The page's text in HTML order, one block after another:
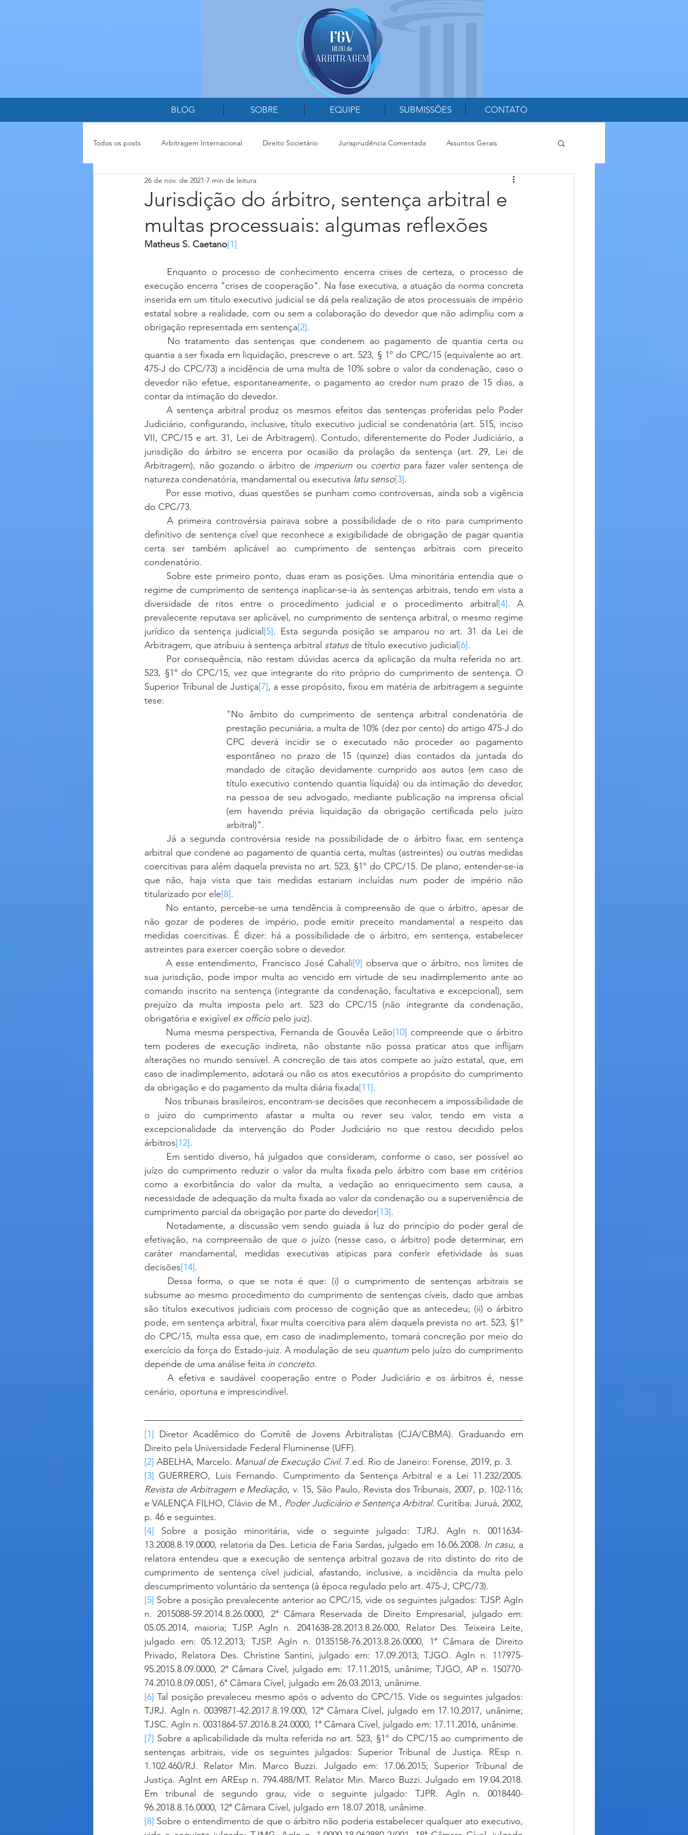
BLOG SOBRE EQUIPE SUBMISSÕES CONTATO
Todos os posts Arbitragem Internacional Direito Societário Jurisprudência Comentada Assuntos Gerais
Cláusulas Contratuais Relação com o Poder Judiciário
Jurisdição do árbitro, sentença arbitral e
multas processuais: algumas reflexões
26 de nov. de 2021 7 min de leitura
Matheus S. Caetano[1]
execução encerra "crises de cooperação". Na fase executiva, a atuação da norma concreta
inserida em um título executivo judicial se dá pela realização de atos processuais de império
estatal sobre a realidade, com ou sem a colaboração do devedor que não adimpliu com a
obrigação representada em sentença[2].
quantia a ser fixada em liquidação, prescreve o art. 523, § 1º do CPC/15 (equivalente ao art.
475-J do CPC/73) a incidência de uma multa de 10% sobre o valor da condenação, caso o
devedor não efetue, espontaneamente, o pagamento ao credor num prazo de 15 dias, a
contar da intimação do devedor.
Judiciário, configurando, inclusive, título executivo judicial se condenatória (art. 515, inciso
VII, CPC/15 e art. 31, Lei de Arbitragem). Contudo, diferentemente do Poder Judiciário, a
jurisdição do árbitro se encerra por ocasião da prolação da sentença (art. 29, Lei de
Arbitragem), não gozando o árbitro de imperium ou coertio para fazer valer sentença de
natureza condenatória, mandamental ou executiva latu senso[3].
do CPC/73.
	A primeira controvérsia pairava sobre a possibilidade de o rito para cumprimento
definitivo de sentença cível que reconhece a exigibilidade de obrigação de pagar quantia
certa ser também aplicável ao cumprimento de sentenças arbitrais com preceito
condenatório.
regime de cumprimento de sentença inaplicar-se-ia às sentenças arbitrais, tendo em vista a
diversidade de ritos entre o procedimento judicial e o procedimento arbitral [4]. A
prevalecente reputava ser aplicável, no cumprimento de sentença arbitral, o mesmo regime
jurídico da sentença judicial [5]. Esta segunda posição se amparou no art. 31 da Lei de
Arbitragem, que atribuiu à sentença arbitral status de título executivo judicial [6].
523, §1° do CPC/15, vez que integrante do rito próprio do cumprimento de sentença. O
Superior Tribunal de Justiça[7], a esse propósito, fixou em matéria de arbitragem a seguinte
tese:
"No âmbito do cumprimento de sentença arbitral condenatória de
prestação pecuniária, a multa de 10% (dez por cento) do artigo 475-J do
CPC deverá incidir se o executado não proceder ao pagamento
espontâneo no prazo de 15 (quinze) dias contados da juntada do
mandado de citação devidamente cumprido aos autos (em caso de
título executivo contendo quantia líquida) ou da intimação do devedor,
na pessoa de seu advogado, mediante publicação na imprensa oficial
(em havendo prévia liquidação da obrigação certificada pelo juízo
arbitral)".
	Já a segunda controvérsia reside na possibilidade de o árbitro fixar, em sentença
arbitral que condene ao pagamento de quantia certa, multas (astreintes) ou outras medidas
coercitivas para além daquela prevista no art. 523, §1° do CPC/15. De plano, entender-se-ia
que não, haja vista que tais medidas estariam incluídas num poder de império não
titularizado por ele[8].
não gozar de poderes de império, pode emitir preceito mandamental a respeito das
medidas coercitivas. É dizer: há a possibilidade de o árbitro, em sentença, estabelecer
astreintes para exercer coerção sobre o devedor.
	A esse entendimento, Francisco José Cahali
[9] observa que o árbitro, nos limites de
sua jurisdição, pode impor multa ao vencido em virtude de seu inadimplemento ante ao
comando inscrito na sentença (integrante da condenação, facultativa e excepcional), sem
prejuízo da multa imposta pelo art. 523 do CPC/15 (não integrante da condenação,
obrigatória e exigível ex officio pelo juiz).
	Numa mesma perspectiva, Fernanda de Gouvêa Leão
[10] compreende que o árbitro
tem poderes de execução indireta, não obstante não possa praticar atos que inflijam
alterações no mundo sensível. A concreção de tais atos compete ao juízo estatal, que, em
caso de inadimplemento, adotará ou não os atos executórios a propósito do cumprimento
da obrigação e do pagamento da multa diária fixada[11].
o juízo do cumprimento afastar a multa ou rever seu valor, tendo em vista a
excepcionalidade da intervenção do Poder Judiciário no que restou decidido pelos
árbitros[12].
juízo do cumprimento reduzir o valor da multa fixada pelo árbitro com base em critérios
como a exorbitância do valor da multa, a vedação ao enriquecimento sem causa, a
necessidade de adequação da multa fixada ao valor da condenação ou a superveniência de
cumprimento parcial da obrigação por parte do devedor[13].
efetivação, na compreensão de que o juízo (nesse caso, o árbitro) pode determinar, em
caráter mandamental, medidas executivas atípicas para conferir efetividade às suas
decisões[14].
subsume ao mesmo procedimento do cumprimento de sentenças cíveis, dado que ambas
são títulos executivos judiciais com processo de cognição que as antecedeu; (ii) o árbitro
pode, em sentença arbitral, fixar multa coercitiva para além daquela prevista no art. 523, §1°
do CPC/15, multa essa que, em caso de inadimplemento, tomará concreção por meio do
exercício da força do Estado-juiz. A modulação de seu quantum pelo juízo do cumprimento
depende de uma análise feita in concreto.
cenário, oportuna e imprescindível.
[1] Diretor Acadêmico do Comitê de Jovens Arbitralistas (CJA/CBMA). Graduando em
Direito pela Universidade Federal Fluminense (UFF).
[2] ABELHA, Marcelo. Manual de Execução Civil. 7.ed. Rio de Janeiro: Forense, 2019, p. 3.
[3]
Revista de Arbitragem e Mediação, v. 15, São Paulo, Revista dos Tribunais, 2007, p. 102-116;
e VALENÇA FILHO, Clávio de M., Poder Judiciário e Sentença Arbitral. Curitiba: Juruá, 2002,
p. 46 e seguintes.
[4] Sobre a posição minoritária, vide o seguinte julgado: TJRJ. AgIn n. 0011634-
13.2008.8.19.0000, relatoria da Des. Leticia de Faria Sardas, julgado em 16.06.2008. In casu, a
relatora entendeu que a execução de sentença arbitral gozava de rito distinto do rito de
cumprimento de sentença cível judicial, afastando, inclusive, a incidência da multa pelo
descumprimento voluntário da sentença (à época regulado pelo art. 475-J, CPC/73).
[5] Sobre a posição prevalecente anterior ao CPC/15, vide os seguintes julgados: TJSP. AgIn
n. 2015088-59.2014.8.26.0000, 2ª Câmara Reservada de Direito Empresarial, julgado em:
05.05.2014, maioria; TJSP. AgIn n. 2041638-28.2013.8.26.000, Relator Des. Teixeira Leite,
julgado em: 05.12.2013; TJSP. AgIn n. 0135158-76.2013.8.26.0000, 1ª Câmara de Direito
Privado, Relatora Des. Christine Santini, julgado em: 17.09.2013; TJGO. AgIn n. 117975-
95.2015.8.09.0000, 2ª Câmara Cível, julgado em: 17.11.2015, unânime; TJGO, AP n. 150770-
74.2010.8.09.0051, 6ª Câmara Cível, julgado em 26.03.2013, unânime.
[6] Tal posição prevaleceu mesmo após o advento do CPC/15. Vide os seguintes julgados:
TJRJ. AgIn n. 0039871-42.2017.8.19.000, 12ª Câmara Cível, julgado em 17.10.2017, unânime;
TJSC. AgIn n. 0031864-57.2016.8.24.0000, 1ª Câmara Cível, julgado em: 17.11.2016, unânime.
[7] Sobre a aplicabilidade da multa referida no art. 523, §1° do CPC/15 ao cumprimento de
sentenças arbitrais, vide os seguintes julgados: Superior Tribunal de Justiça. REsp n.
1.102.460/RJ. Relator Min. Marco Buzzi. Julgado em: 17.06.2015; Superior Tribunal de
Justiça. AgInt em AREsp n. 794.488/MT. Relator Min. Marco Buzzi. Julgado em 19.04.2018.
Em tribunal de segundo grau, vide o seguinte julgado: TJPR. AgIn n. 0018440-
96.2018.8.16.0000, 12ª Câmara Cível, julgado em 18.07.2018, unânime.
[8] Sobre o entendimento de que o árbitro não poderia estabelecer qualquer ato executivo,